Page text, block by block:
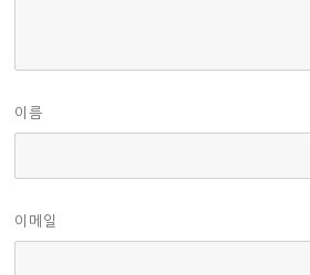
이름
이메일